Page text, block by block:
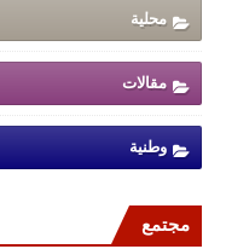
محلية
مقالات
وطنية
مجتمع